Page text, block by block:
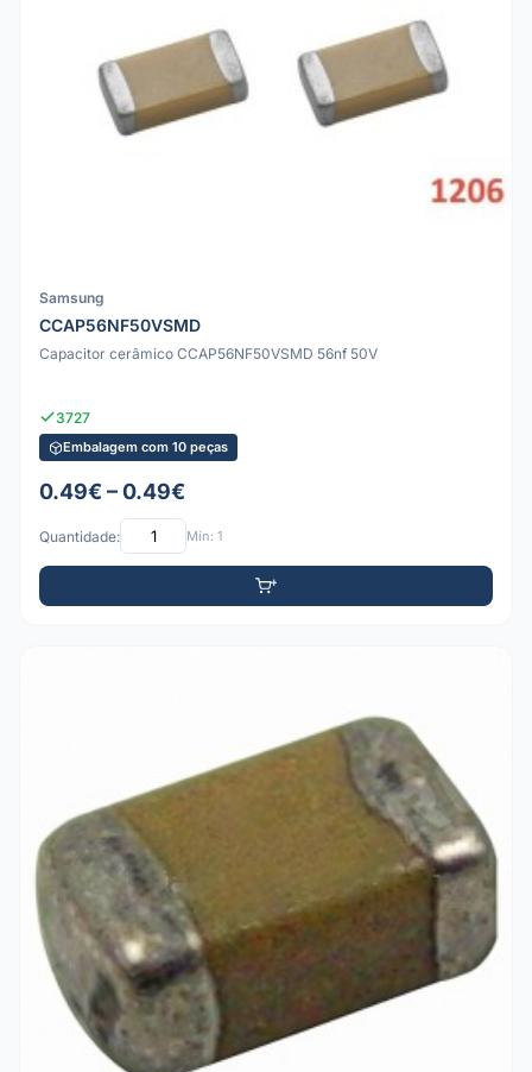
Samsung
CCAP56NF50VSMD
Capacitor cerâmico CCAP56NF50VSMD 56nf 50V
3727
Embalagem com 10 peças
0.49€ – 0.49€
Quantidade: Mín: 1